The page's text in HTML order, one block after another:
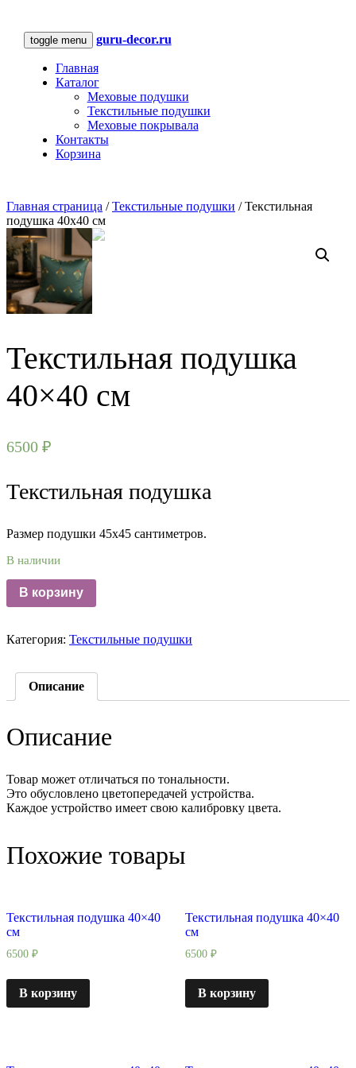
toggle menu guru-decor.ru
Главная
Каталог
Меховые подушки
Текстильные подушки
Меховые покрывала
Контакты
Корзина
Главная страница / Текстильные подушки / Текстильная
подушка 40x40 см
Текстильная подушка
40×40 см
6500 ₽
Текстильная подушка
Размер подушки 45х45 сантиметров.
В наличии
В корзину
Категория: Текстильные подушки
Описание
Описание
Товар может отличаться по тональности.
Это обусловлено цветопередачей устройства.
Каждое устройство имеет свою калибровку цвета.
Похожие товары
Текстильная подушка 40×40
см
6500 ₽
В корзину
Текстильная подушка 40×40
см
6500 ₽
В корзину